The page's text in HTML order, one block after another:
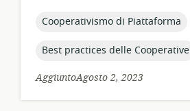
pubblicazione:
topic:
Cooperativismo di Piattaforma
topic:
Best practices delle Cooperative
AggiuntoAgosto 2, 2023